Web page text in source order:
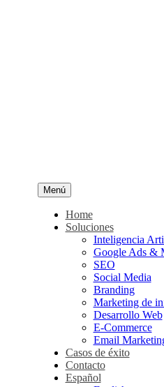
Menú
Home
Soluciones
Inteligencia
Google Ads &
SEO
Social Media
Branding
Marketing de
Desarrollo Web
E-Commerce
Email
Casos de éxito
Contacto
Español